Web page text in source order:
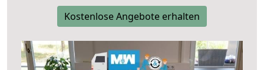
Kostenlose Angebote erhalten